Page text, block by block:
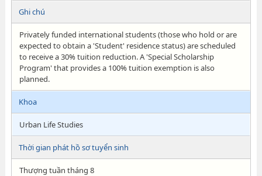
Ghi chú
Privately funded international students (those who hold or are
expected to obtain a 'Student' residence status) are scheduled
to receive a 30% tuition reduction. A 'Special Scholarship
Program' that provides a 100% tuition exemption is also
planned.
Khoa
Urban Life Studies
Thời gian phát hồ sơ tuyển sinh
Thượng tuần tháng 8